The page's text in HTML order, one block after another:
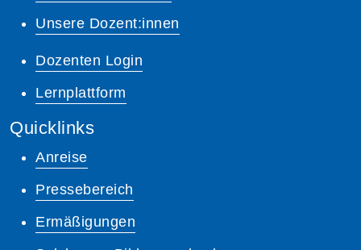
Unsere Dozent:innen
Dozenten Login
Lernplattform
Quicklinks
Anreise
Pressebereich
Ermäßigungen